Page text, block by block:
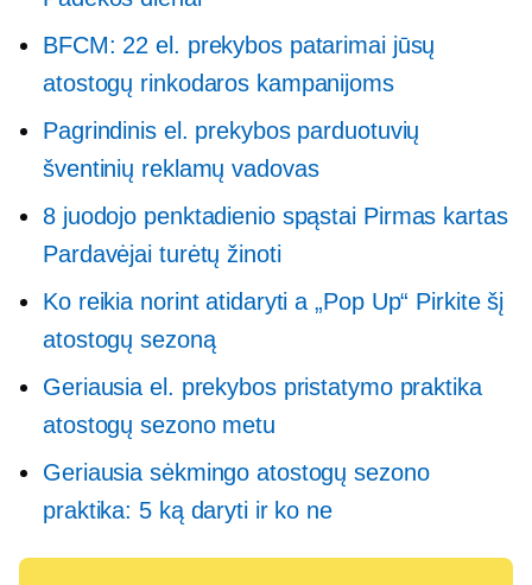
BFCM: 22 el. prekybos patarimai jūsų
atostogų rinkodaros kampanijoms
Pagrindinis el. prekybos parduotuvių
šventinių reklamų vadovas
8 juodojo penktadienio spąstai Pirmas kartas
Pardavėjai turėtų žinoti
Ko reikia norint atidaryti a„Pop Up“ Pirkite šį
atostogų sezoną
Geriausia el. prekybos pristatymo praktika
atostogų sezono metu
Geriausia sėkmingo atostogų sezono
praktika: 5 ką daryti ir ko ne